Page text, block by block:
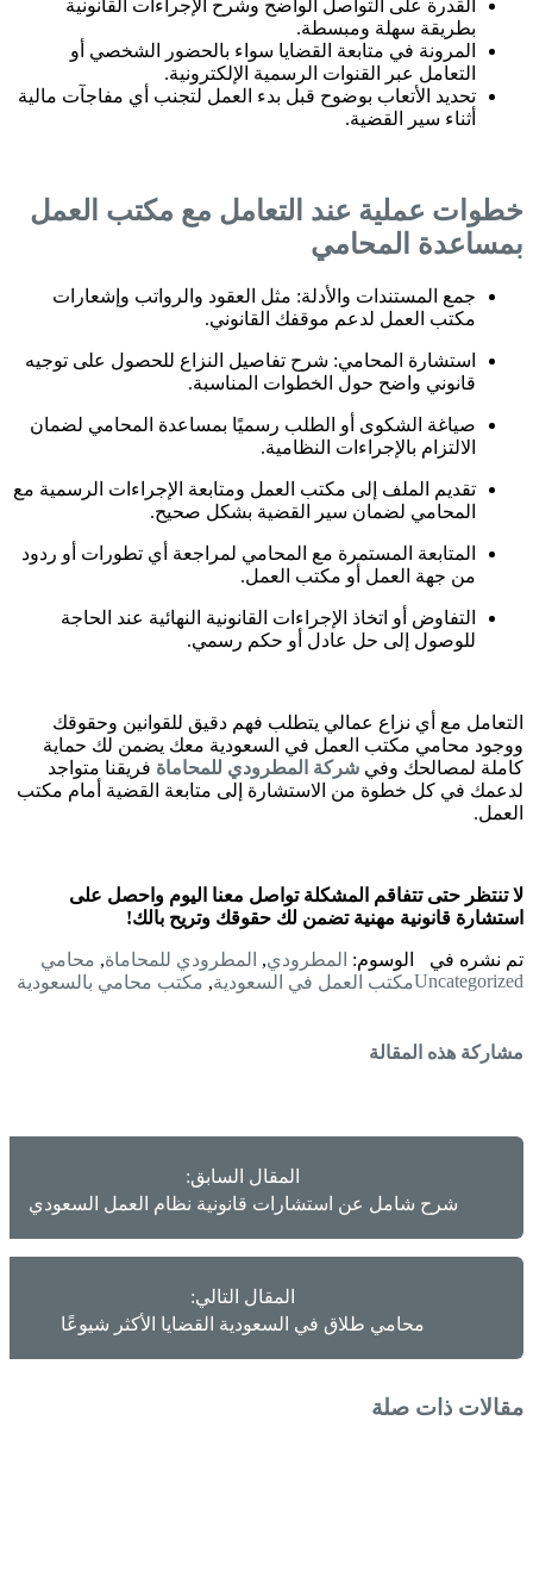
القدرة على التواصل الواضح وشرح الإجراءات القانونية
بطريقة سهلة ومبسطة.
المرونة في متابعة القضايا سواء بالحضور الشخصي أو
التعامل عبر القنوات الرسمية الإلكترونية.
تحديد الأتعاب بوضوح قبل بدء العمل لتجنب أي مفاجآت مالية
أثناء سير القضية.
خطوات عملية عند التعامل مع مكتب العمل
بمساعدة المحامي
جمع المستندات والأدلة: مثل العقود والرواتب وإشعارات
مكتب العمل لدعم موقفك القانوني.
استشارة المحامي: شرح تفاصيل النزاع للحصول على توجيه
قانوني واضح حول الخطوات المناسبة.
صياغة الشكوى أو الطلب رسميًا بمساعدة المحامي لضمان
الالتزام بالإجراءات النظامية.
تقديم الملف إلى مكتب العمل ومتابعة الإجراءات الرسمية مع
المحامي لضمان سير القضية بشكل صحيح.
المتابعة المستمرة مع المحامي لمراجعة أي تطورات أو ردود
من جهة العمل أو مكتب العمل.
التفاوض أو اتخاذ الإجراءات القانونية النهائية عند الحاجة
للوصول إلى حل عادل أو حكم رسمي.
التعامل مع أي نزاع عمالي يتطلب فهم دقيق للقوانين وحقوقك
ووجود محامي مكتب العمل في السعودية معك يضمن لك حماية
كاملة لمصالحك وفي شركة المطرودي للمحاماة فريقنا متواجد
لدعمك في كل خطوة من الاستشارة إلى متابعة القضية أمام مكتب
العمل.
لا تنتظر حتى تتفاقم المشكلة تواصل معنا اليوم واحصل على
استشارة قانونية مهنية تضمن لك حقوقك وتريح بالك!
تم نشره في
Uncategorized
الوسوم: المطرودي, المطرودي للمحاماة, محامي
مكتب العمل في السعودية, مكتب محامي بالسعودية
مشاركة هذه المقالة
المقال السابق:
شرح شامل عن استشارات قانونية نظام العمل السعودي
المقال التالي:
محامي طلاق في السعودية القضايا الأكثر شيوعًا
مقالات ذات صلة